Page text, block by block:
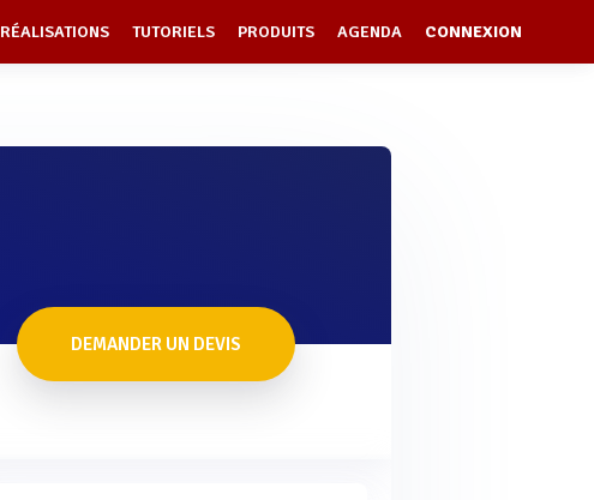
RÉALISATIONS TUTORIELS PRODUITS AGENDA CONNEXION
DEMANDER UN DEVIS